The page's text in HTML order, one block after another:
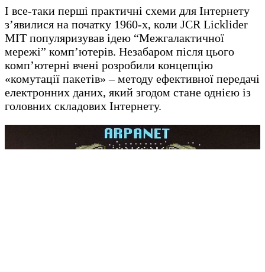
І все-таки перші практичні схеми для Інтернету
з’явилися на початку 1960-х, коли JCR Licklider
MIT популяризував ідею “Межгалактичної
мережі” комп’ютерів. Незабаром після цього
комп’ютерні вчені розробили концепцію
«комутації пакетів» – методу ефективної передачі
електронних даних, який згодом стане однією із
головних складових Інтернету.